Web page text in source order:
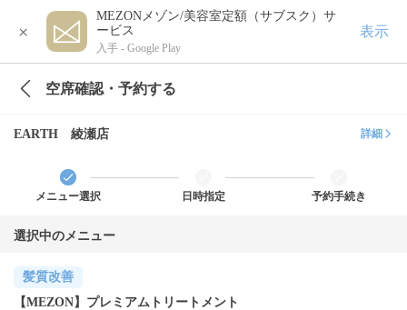
×
MEZONメゾン/美容室定額（サブスク）サ
ービス
入手 - Google Play
表示
空席確認・予約する
EARTH 綾瀬店 詳細
メニュー選択 日時指定 予約手続き
選択中のメニュー
髪質改善
【MEZON】プレミアムトリートメント